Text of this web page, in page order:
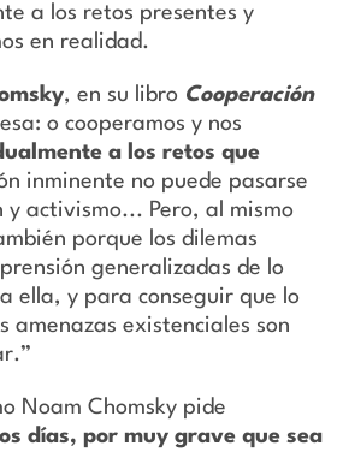
a los retos presentes y
en realidad.
, en su libro Cooperación
o cooperamos y nos
a los retos que
inminente no puede pasarse
activismo... Pero, al mismo
porque los dilemas
generalizadas de lo
ella, y para conseguir que lo
amenazas existenciales son
Noam Chomsky pide
días, por muy grave que sea